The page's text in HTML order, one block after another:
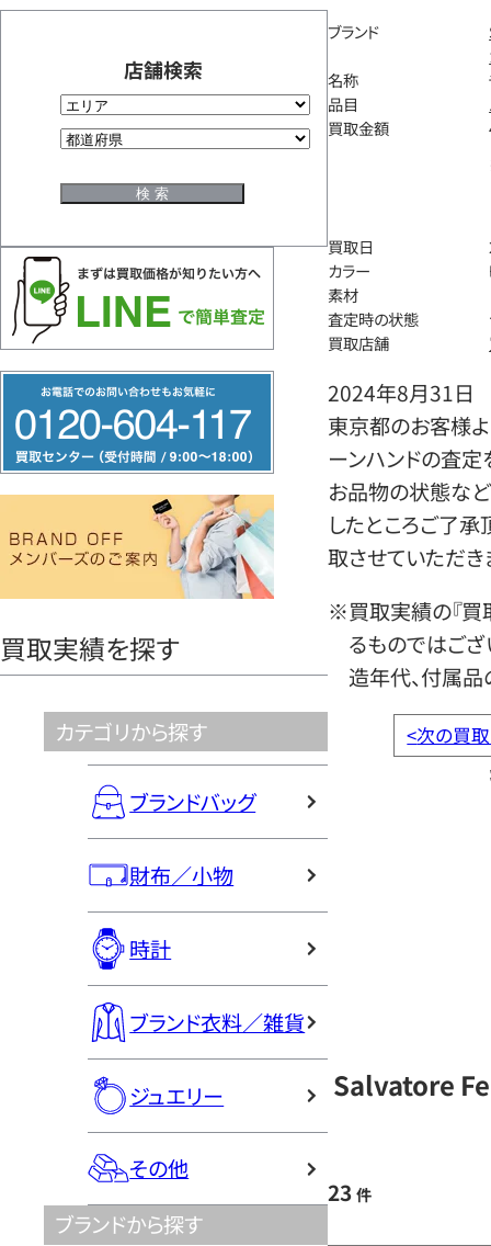
店舗検索
リ
ー
ヤ
買取実績を探す
カテゴリから探す
ブランドバッグ
財布／小物
時計
ブランド衣料／雑貨
ジュエリー
その他
ブランドから探す
ブランド
名称
品目
買取金額
買取日
カラー
素材
査定時の状態
買取店舗
2024年8月31日
東京都のお客様よ
ーンハンドの査定
お品物の状態など
したところご了
取させていただき
※買取実績の『買
るものではござ
造年代、付属品
<次の買
Salvatore
23 件